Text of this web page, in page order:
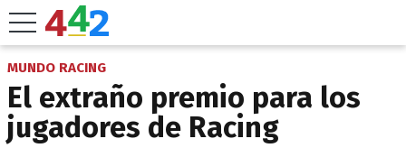
MUNDO RACING
El extraño premio para los
jugadores de Racing